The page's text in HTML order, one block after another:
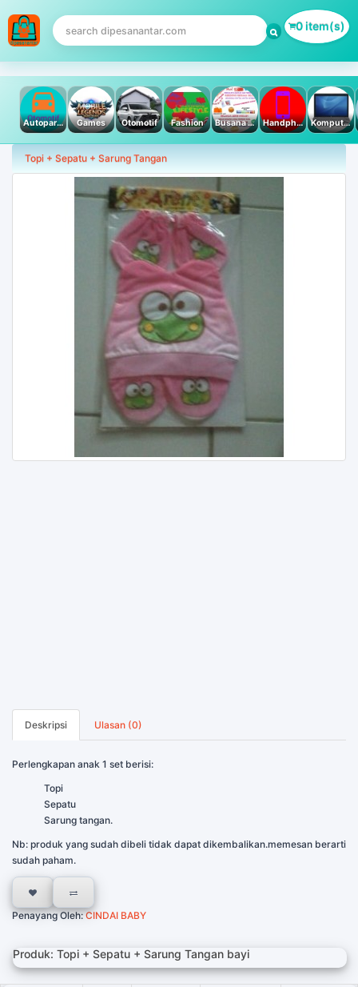
0 item(s)
Autoparts Games Otomotif Fashion Busana Muslim Handphone & Tablet Komputer PC & Laptop
Topi + Sepatu + Sarung Tangan
Deskripsi Ulasan (0)
Perlengkapan anak 1 set berisi:
Topi
Sepatu
Sarung tangan.
Nb: produk yang sudah dibeli tidak dapat dikembalikan.memesan berarti
sudah paham.
Penayang Oleh:CINDAI BABY
Produk: Topi + Sepatu + Sarung Tangan bayi